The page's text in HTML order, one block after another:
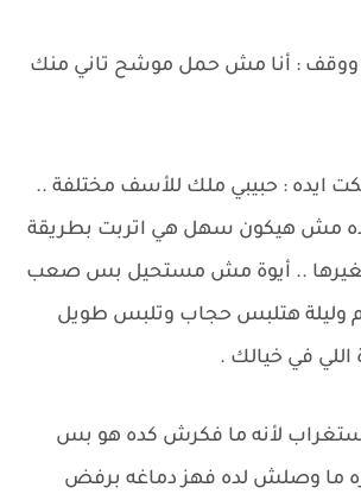
ووقف : أنا مش حمل موشح تاني منك
ايده : حبيبي ملك للأسف مختلفة ..
ده مش هيكون سهل هي اتربت بطريقة
.. أيوة مش مستحيل بس صعب
هتلبس حجاب وتلبس طويل
في خيالك .
لأنه ما فكرش كده هو بس
ما وصلش لده فهز دماغه برفض